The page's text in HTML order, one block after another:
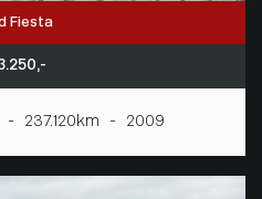
Fiesta
- 237.120km - 2009